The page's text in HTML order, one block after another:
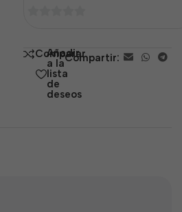
5 Comparar
Añadir
a la
lista
de
deseos
Compartir: